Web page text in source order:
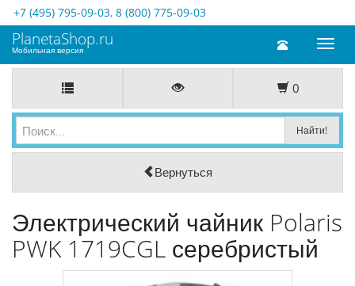
+7 (495) 795-09-03, 8 (800) 775-09-03
Toggle
PlanetaShop.ru
Мобильная версия
0
Вернуться
Электрический чайник Polaris
PWK 1719CGL серебристый